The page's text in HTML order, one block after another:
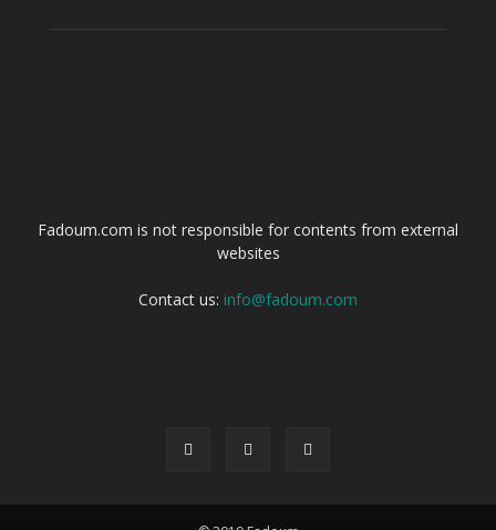
Fadoum.com is not responsible for contents from external
websites
Contact us: info@fadoum.com